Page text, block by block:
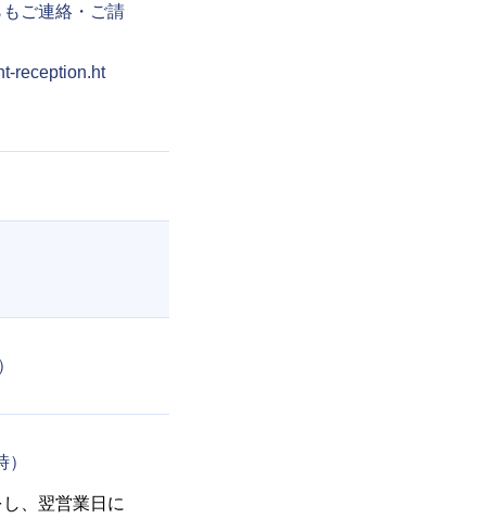
ご連絡・ご請
reception.ht
、翌営業日に